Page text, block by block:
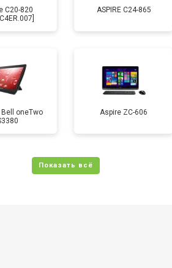
C20-820
ASPIRE C24-865
oneTwo
Aspire ZC-606